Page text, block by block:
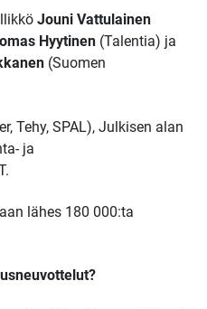
Jouni Vattulainen
Hyytinen (Talentia) ja
(Suomen
Tehy, SPAL), Julkisen alan
ja
lähes 180 000:ta